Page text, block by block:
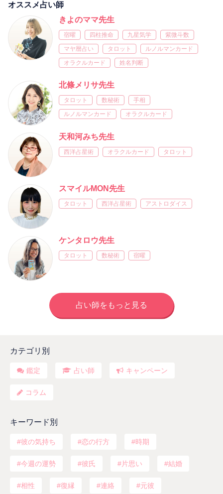
オススメ占い師
きよのママ先生
宿曜 四柱推命 九星気学
紫微斗数
マヤ暦占い
タロット
ルノルマンカード
オラクルカード
姓名判断
北條メリサ先生
タロット 数秘術
手相
ルノルマンカード
オラクルカード
天和河みち先生
西洋占星術 オラクルカード タロット
スマイルMON先生
タロット 西洋占星術 アストロダイス
ケンタロウ先生
タロット 数秘術 宿曜
占い師をもっと見る
カテゴリ別
鑑定 占い師 キャンペーン
コラム
キーワード別
彼の気持ち 恋の行方 時期
今週の運勢 彼氏 片思い 結婚
相性 復縁 連絡 元彼